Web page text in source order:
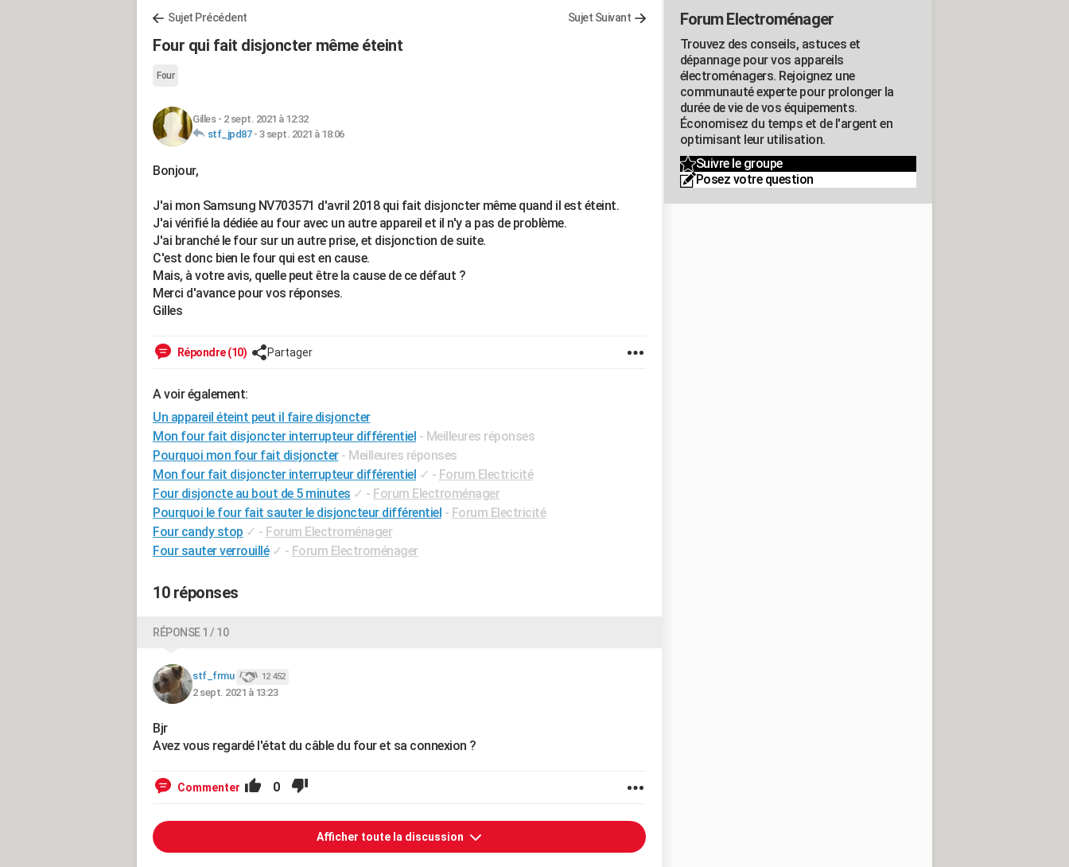
Sujet Précédent Sujet Suivant
Four qui fait disjoncter même éteint
Four
Gilles- 2 sept. 2021 à 12:32
stf_jpd87- 3 sept. 2021 à 18:06
Bonjour,
J'ai mon Samsung NV703571 d'avril 2018 qui fait disjoncter même quand il est éteint.
J'ai vérifié la dédiée au four avec un autre appareil et il n'y a pas de problème.
J'ai branché le four sur un autre prise, et disjonction de suite.
C'est donc bien le four qui est en cause.
Mais, à votre avis, quelle peut être la cause de ce défaut ?
Merci d'avance pour vos réponses.
Gilles
Répondre (10) Partager
A voir également:
Un appareil éteint peut il faire disjoncter
Mon four fait disjoncter interrupteur différentiel - Meilleures réponses
Pourquoi mon four fait disjoncter - Meilleures réponses
Mon four fait disjoncter interrupteur différentiel ✓ - Forum Electricité
Four disjoncte au bout de 5 minutes ✓ - Forum Electroménager
Pourquoi le four fait sauter le disjoncteur différentiel - Forum Electricité
Four candy stop ✓ - Forum Electroménager
Four sauter verrouillé ✓ - Forum Electroménager
10 réponses
RÉPONSE 1 / 10
stf_frmu 12 452
2 sept. 2021 à 13:23
Bjr
Avez vous regardé l'état du câble du four et sa connexion ?
Commenter 0
Afficher toute la discussion
Forum Electroménager
Trouvez des conseils, astuces et
dépannage pour vos appareils
électroménagers. Rejoignez une
communauté experte pour prolonger la
durée de vie de vos équipements.
Économisez du temps et de l'argent en
optimisant leur utilisation.
Suivre le groupe
Posez votre question